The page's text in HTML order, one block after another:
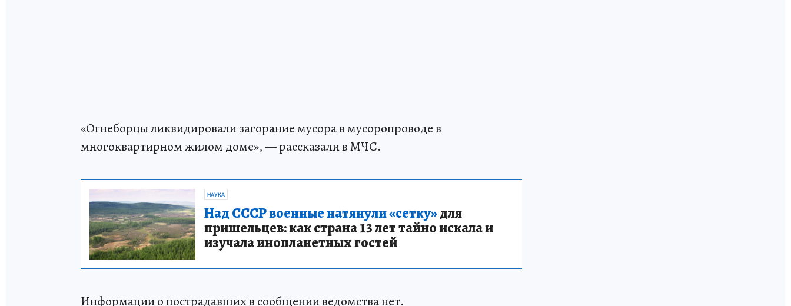
«Огнеборцы ликвидировали загорание мусора в мусоропроводе в
многоквартирном жилом доме», — рассказали в МЧС.
НАУКА
Над СССР военные натянули «сетку»для
пришельцев: как страна 13 лет тайно искала и
изучала инопланетных гостей
Информации о пострадавших в сообщении ведомства нет.